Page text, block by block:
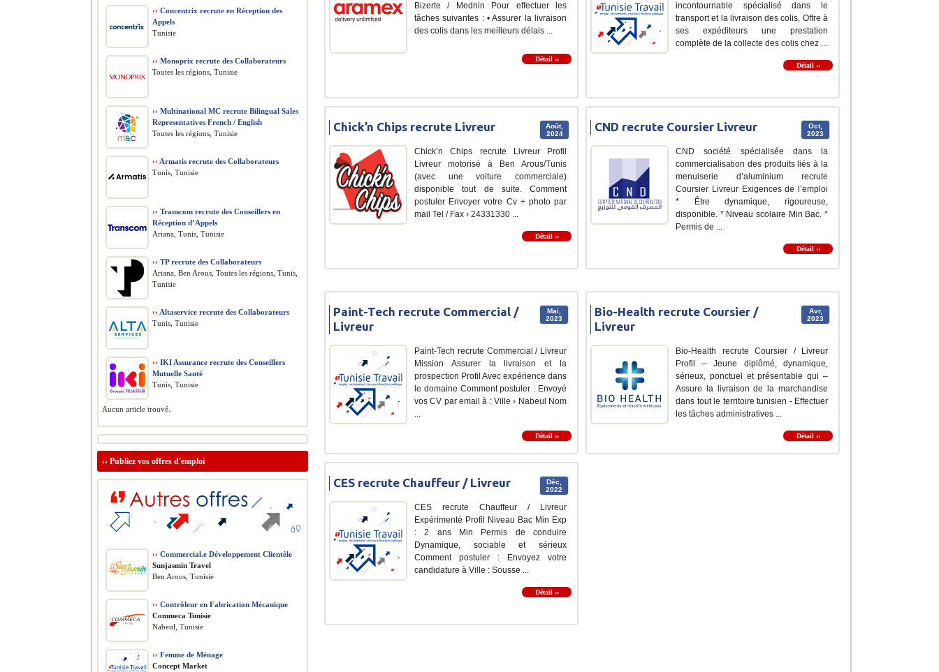
Bizerte / Mednin Pour effectuer les
tâches suivantes : • Assurer la livraison
des colis dans les meilleurs délais ...
Détail ››
incontournable spécialisé dans le
transport et la livraison des colis, Offre à
ses expéditeurs une prestation
complète de la collecte des colis chez ...
Détail ››
Août,
2024
Chick’n Chips recrute Livreur
Chick’n Chips recrute Livreur Profil
Livreur motorisé à Ben Arous/Tunis
(avec une voiture commerciale)
disponible tout de suite. Comment
postuler Envoyer votre Cv + photo par
mail Tel / Fax › 24331330 ...
Détail ››
Oct,
2023
CND recrute Coursier Livreur
CND société spécialisée dans la
commercialisation des produits liés à la
menuiserie d’aluminium recrute
Coursier Livreur Exigences de l’emploi
* Être dynamique, rigoureuse,
disponible. * Niveau scolaire Min Bac. *
Permis de ...
Détail ››
Mai,
2023
Paint-Tech recrute Commercial /
Livreur
Paint-Tech recrute Commercial / Livreur
Mission Assurer la livraison et la
prospection Profil Avec expérience dans
le domaine Comment postuler : Envoyé
vos CV par email à : Ville › Nabeul Nom
...
Détail ››
Avr,
2023
Bio-Health recrute Coursier /
Livreur
Bio-Health recrute Coursier / Livreur
Profil – Jeune diplômé, dynamique,
sérieux, ponctuel et présentable qui –
Assure la livraison de la marchandise
dans tout le territoire tunisien - Effectuer
les tâches administratives ...
Détail ››
Déc,
2022
CES recrute Chauffeur / Livreur
CES recrute Chauffeur / Livreur
Expérimenté Profil Niveau Bac Min Exp
: 2 ans Min Permis de conduire
Dynamique, sociable et sérieux
Comment postuler : Envoyez votre
candidature à Ville : Sousse ...
Détail ››
›› Concentrix recrute en Réception des
Appels
Tunisie
›› Monoprix recrute des Collaborateurs
Toutes les régions, Tunisie
›› Multinational MC recrute Bilingual Sales
Representatives French / English
Toutes les régions, Tunisie
›› Armatis recrute des Collaborateurs
Tunis, Tunisie
›› Transcom recrute des Conseillers en
Réception d’Appels
Ariana, Tunis, Tunisie
›› TP recrute des Collaborateurs
Ariana, Ben Arous, Toutes les régions, Tunis,
Tunisie
›› Altaservice recrute des Collaborateurs
Tunis, Tunisie
›› IKI Assurance recrute des Conseillers
Mutuelle Santé
Tunis, Tunisie
Aucun article trouvé.
›› Publiez vos offres d'emploi
›› Commercial.e Développement Clientèle
Sunjasmin Travel
Ben Arous, Tunisie
›› Contrôleur en Fabrication Mécanique
Commeca Tunisie
Nabeul, Tunisie
›› Femme de Ménage
Concept Market